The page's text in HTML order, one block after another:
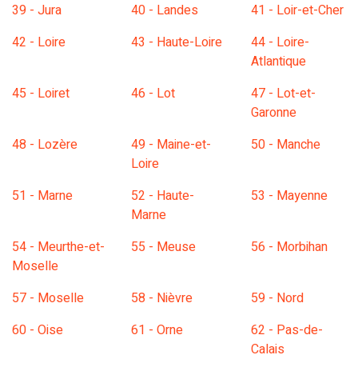
39 - Jura 40 - Landes
41 - Loir-et-Cher
42 - Loire
43 - Haute-Loire
44 - Loire-
Atlantique
45 - Loiret
46 - Lot
47 - Lot-et-
Garonne
48 - Lozère
49 - Maine-et-
Loire
50 - Manche
51 - Marne
52 - Haute-
Marne
53 - Mayenne
54 - Meurthe-et-
Moselle
55 - Meuse 56 - Morbihan
57 - Moselle 58 - Nièvre
59 - Nord
60 - Oise
61 - Orne
62 - Pas-de-
Calais